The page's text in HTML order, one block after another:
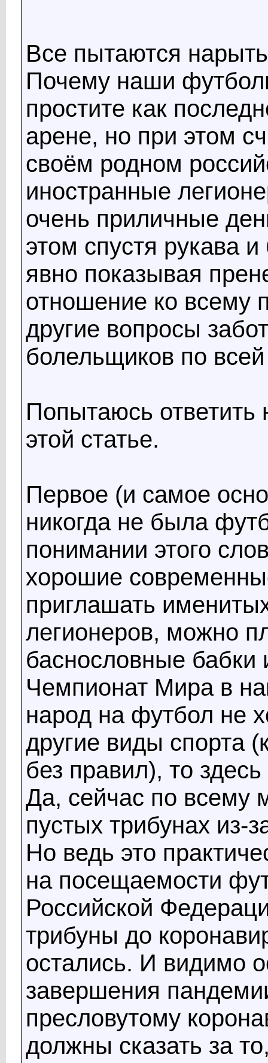
Все пытаются
Почему наши
простите как
арене, но при этом
своём родном
иностранные
очень приличные
этом спустя рукава
явно показывая
отношение ко всему
другие вопросы
болельщиков по
Попытаюсь ответить
этой статье.
Первое (и самое
никогда не была
понимании этого
хорошие
приглашать
легионеров, можно
баснословные бабки
Чемпионат Мира в
народ на футбол не
другие виды спорта
без правил), то
Да, сейчас по всему
пустых трибунах из-
Но ведь это
на посещаемости
Российской
трибуны до
остались. И видимо
завершения
пресловутому
должны сказать за